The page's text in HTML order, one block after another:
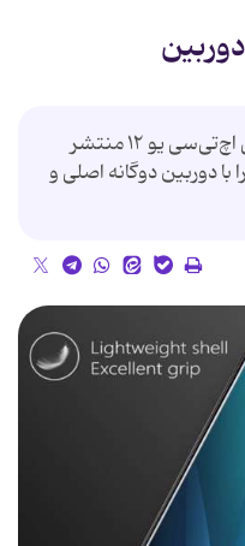
تعدادی تصویر رندر جدید از گوشی اچ‌تی‌سی یو ۱۲ منتشر
دوربین دوگانه اصلی و